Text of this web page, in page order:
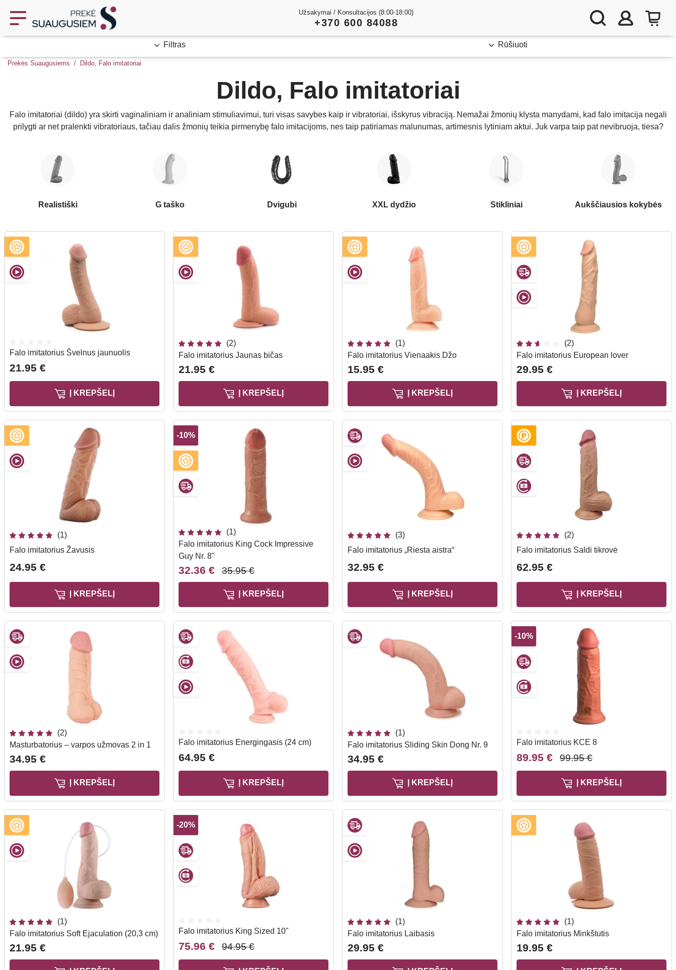
Užsakymai / Konsultacijos (8:00-18:00)
+370 600 84088
Prekės Suaugusiems Dildo, Falo imitatoriai
Filtras Rūšiuoti
Dildo, Falo imitatoriai
Falo imitatoriai (dildo) yra skirti vaginaliniam ir analiniam stimuliavimui, turi visas savybes kaip ir vibratoriai, išskyrus vibraciją. Nemažai žmonių klysta manydami, kad falo imitacija negali
prilygti ar net pralenkti vibratoriaus, tačiau dalis žmonių teikia pirmenybę falo imitacijoms, nes taip patiriamas malunumas, artimesnis lytiniam aktui. Juk varpa taip pat nevibruoja, tiesa?
Realistiški G taško Dvigubi XXL dydžio Stikliniai Aukščiausios kokybės
Falo imitatorius Švelnus jaunuolis
21.95 €
Į KREPŠELĮ
(2)
Falo imitatorius Jaunas bičas
21.95 €
Į KREPŠELĮ
(1)
Falo imitatorius Vienaakis Džo
15.95 €
Į KREPŠELĮ
(2)
Falo imitatorius European lover
29.95 €
Į KREPŠELĮ
(1)
Falo imitatorius Žavusis
24.95 €
Į KREPŠELĮ
-10%
(1)
Falo imitatorius King Cock Impressive
Guy Nr. 8"
32.36 € 35.95 €
Į KREPŠELĮ
(3)
Falo imitatorius „Riesta aistra“
32.95 €
Į KREPŠELĮ
(2)
Falo imitatorius Saldi tikrovė
62.95 €
Į KREPŠELĮ
(2)
Masturbatorius – varpos užmovas 2 in 1
34.95 €
Į KREPŠELĮ
Falo imitatorius Energingasis (24 cm)
64.95 €
Į KREPŠELĮ
(1)
Falo imitatorius Sliding Skin Dong Nr. 9
34.95 €
Į KREPŠELĮ
-10%
Falo imitatorius KCE 8
89.95 € 99.95 €
Į KREPŠELĮ
(1)
Falo imitatorius Soft Ejaculation (20,3 cm)
21.95 €
-20%
Falo imitatorius King Sized 10"
75.96 € 94.95 €
(1)
Falo imitatorius Laibasis
29.95 €
(1)
Falo imitatorius Minkštutis
19.95 €